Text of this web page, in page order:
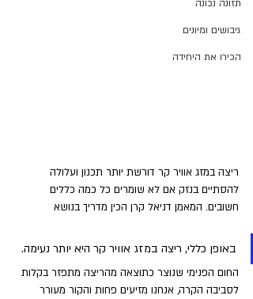
תזונה נכונה
גיבושים ומיונים
הכירו את היחידה
ריצה במזג אוויר קר דורשת יותר תכנון ועלולה
להסתיים בנזק אם לא שומרים כל כמה כללים
חשובים. המאמן דניאל קרן הכין מדריך בנושא
באופן כללי, ריצה במזג אוויר קר היא יותר נעימה.
החום הפנימי שנוצר כתוצאה מהריצה מתפזר בקלות
לסביבה הקרה, אנחנו מזיעים פחות והקור מעורר